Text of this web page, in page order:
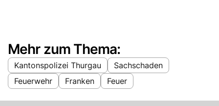
Mehr zum Thema:
Kantonspolizei Thurgau
Sachschaden
Feuerwehr
Franken Feuer